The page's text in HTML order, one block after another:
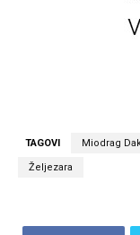
TAGOVI Miodrag
Željezara